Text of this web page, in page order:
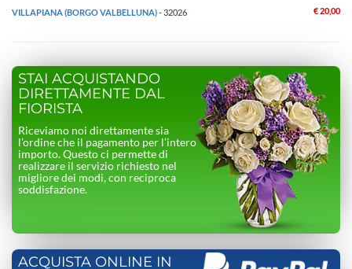
VILLAPIANA (BORGO VALBELLUNA)- 32026 € 20,00
STAI ACQUISTANDO
DIRETTAMENTE DAL
FIORISTA
Riceviamo noi direttamente sia
l’ordine che il pagamento per l’intero
importo. Questo ci permette di
realizzare il servizio richiesto nel
migliore dei modi, con reciproca
soddisfazione.
ACQUISTA ONLINE IN